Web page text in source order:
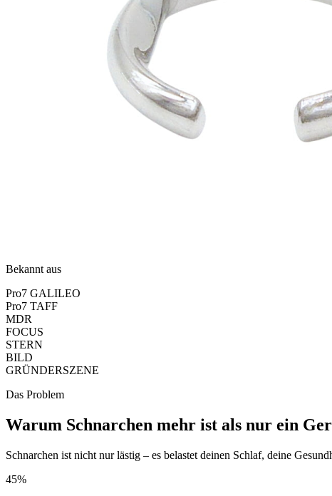
Bekannt aus
Pro7 GALILEO
Pro7 TAFF
MDR
FOCUS
STERN
BILD
GRÜNDERSZENE
Das Problem
Warum Schnarchen mehr ist als nur ein
Schnarchen ist nicht nur lästig – es belastet deinen Schlaf, deine
45%